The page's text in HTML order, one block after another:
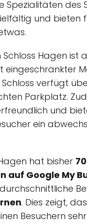
Spezialitäten des
und bieten
Schloss Hagen ist
eingeschränkter
verfügt
Parkplatz.
und
ein
hat bisher
auf Google My
. Dies zeigt,
Besuchern